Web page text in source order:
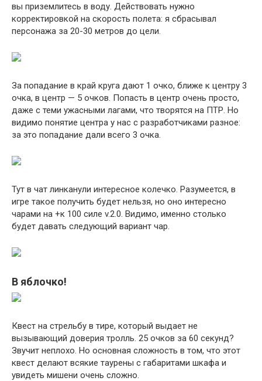
вы приземлитесь в воду. Действовать нужно
корректировкой на скорость полета: я сбрасывал
персонажа за 20-30 метров до цели.
За попадание в край круга дают 1 очко, ближе к центру 3
очка, в центр — 5 очков. Попасть в центр очень просто,
даже с теми ужасными лагами, что творятся на ПТР. Но
видимо понятие центра у нас с разработчиками разное:
за это попадание дали всего 3 очка.
Тут в чат линканули интересное колечко. Разумеется, в
игре такое получить будет нельзя, но оно интересно
чарами на +к 100 силе v.2.0. Видимо, именно столько
будет давать следующий вариант чар.
В яблочко!
Квест на стрельбу в тире, который выдает не
вызывающий доверия тролль. 25 очков за 60 секунд?
Звучит неплохо. Но основная сложность в том, что этот
квест делают всякие таурены с габаритами шкафа и
увидеть мишени очень сложно.